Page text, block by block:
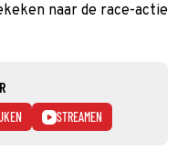
naar de race-actie
STREAMEN